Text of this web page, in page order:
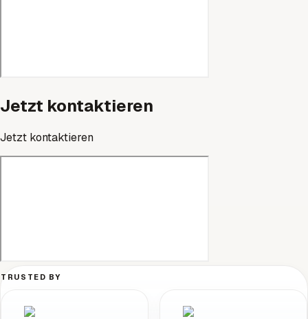
Jetzt kontaktieren
Jetzt kontaktieren
TRUSTED BY